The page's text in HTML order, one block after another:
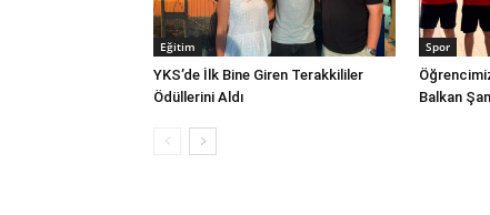
Eğitim
YKS’de İlk Bine Giren Terakkililer
Ödüllerini Aldı
Spor
Balkan